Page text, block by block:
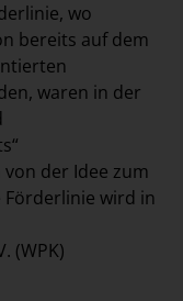
wo
bereits auf dem
waren in der
der Idee zum
Förderlinie wird in
(WPK)